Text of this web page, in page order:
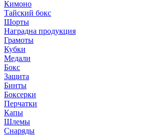
Кимоно
Тайский бокс
Шорты
Наградна продукция
Грамоты
Кубки
Медали
Бокс
Защита
Бинты
Боксерки
Перчатки
Капы
Шлемы
Снаряды